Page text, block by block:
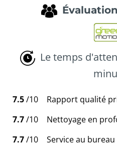
Le temps
7.5/10
Rapport qualité
7.7/10
Nettoyage en
7.7/10
Service au